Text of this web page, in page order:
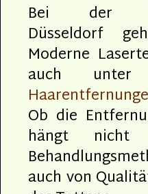
Bei der
Düsseldorf
Moderne
auch
Ob die
hängt
auch von